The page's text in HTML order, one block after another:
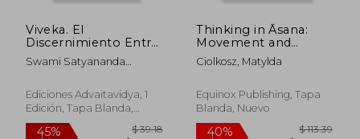
Viveka. El
Discernimiento Entre
lo Real y lo no Real.
Vairagya. El Despego.
Swami Satyananda
Ediciones Advaitavidya, 1
Edición, Tapa Blanda,
Nuevo
Thinking in Āsana:
Movement and
Philosophy in
Viniyoga, Iyengar
Yoga (en Inglés)
Ciolkosz, Matylda
Equinox Publishing, Tapa
Blanda, Nuevo